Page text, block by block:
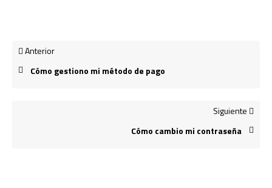
Anterior
Cómo gestiono mi método de pago
Siguiente
Cómo cambio mi contraseña